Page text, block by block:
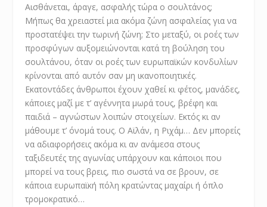
Αισθάνεται, άραγε, ασφαλής τώρα ο σουλτάνος;
Mήπως θα χρειαστεί μια ακόμα ζώνη ασφαλείας για να
προστατέψει την τωρινή ζώνη; Στο μεταξύ, οι ροές των
προσφύγων αυξομειώνονται κατά τη βούληση του
σουλτάνου, όταν οι ροές των ευρωπαϊκών κονδυλίων
κρίνονται από αυτόν σαν μη ικανοποιητικές.
Εκατοντάδες άνθρωποι έχουν χαθεί κι φέτος, μανάδες,
κάποιες μαζί με τ’ αγέννητα μωρά τους, βρέφη και
παιδιά – αγνώστων λοιπών στοιχείων. Εκτός κι αν
μάθουμε τ’ όνομά τους. Ο Αϊλάν, η Ριχάμ… Δεν μπορείς
να αδιαφορήσεις ακόμα κι αν ανάμεσα στους
ταξιδευτές της αγωνίας υπάρχουν και κάποιοι που
μπορεί να τους βρεις, πιο σωστά να σε βρουν, σε
κάποια ευρωπαϊκή πόλη κρατώντας μαχαίρι ή όπλο
τρομοκρατικό…